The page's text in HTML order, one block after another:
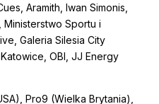
Aramith, Iwan Simonis,
Ministerstwo Sportu i
Galeria Silesia City
OBI, JJ Energy
Pro9 (Wielka Brytania),